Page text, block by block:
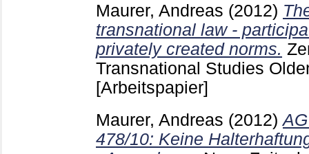
Maurer, Andreas (2012)
transnational law -
privately created norms.
Transnational Studies
[Arbeitspapier]
Maurer, Andreas (2012)
478/10: Keine